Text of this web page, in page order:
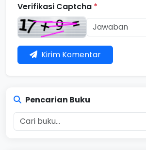
Verifikasi Captcha *
Kirim Komentar
Pencarian Buku